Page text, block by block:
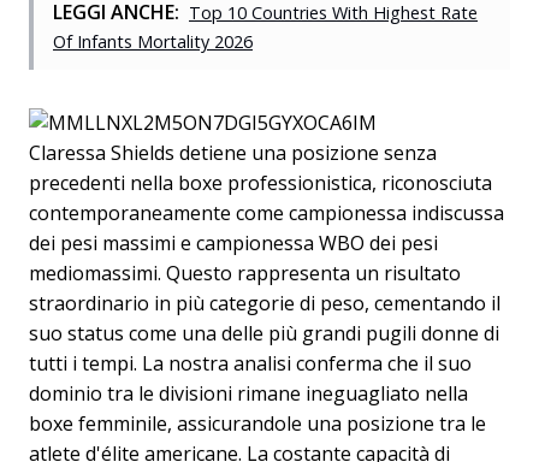
LEGGI ANCHE: Top 10 Countries With Highest Rate
Of Infants Mortality 2026
Claressa Shields detiene una posizione senza
precedenti nella boxe professionistica, riconosciuta
contemporaneamente come campionessa indiscussa
dei pesi massimi e campionessa WBO dei pesi
mediomassimi. Questo rappresenta un risultato
straordinario in più categorie di peso, cementando il
suo status come una delle più grandi pugili donne di
tutti i tempi. La nostra analisi conferma che il suo
dominio tra le divisioni rimane ineguagliato nella
boxe femminile, assicurandole una posizione tra le
atlete d'élite americane. La costante capacità di